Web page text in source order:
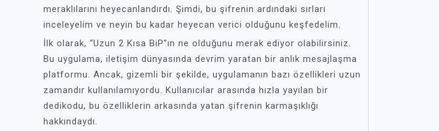
meraklılarını heyecanlandırdı. Şimdi, bu şifrenin ardındaki sırları
inceleyelim ve neyin bu kadar heyecan verici olduğunu keşfedelim.
İlk olarak, “Uzun 2 Kısa BiP”ın ne olduğunu merak ediyor olabilirsiniz.
Bu uygulama, iletişim dünyasında devrim yaratan bir anlık mesajlaşma
platformu. Ancak, gizemli bir şekilde, uygulamanın bazı özellikleri uzun
zamandır kullanılamıyordu. Kullanıcılar arasında hızla yayılan bir
dedikodu, bu özelliklerin arkasında yatan şifrenin karmaşıklığı
hakkındaydı.